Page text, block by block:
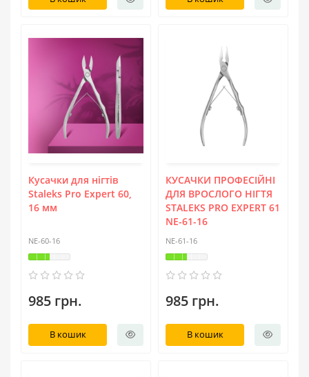
Кусачки для нігтів
Staleks Pro Expert 60,
16 мм
NE-60-16
985 грн.
В кошик
КУСАЧКИ ПРОФЕСІЙНІ
ДЛЯ ВРОСЛОГО НІГТЯ
STALEKS PRO EXPERT 61
NE-61-16
NE-61-16
985 грн.
В кошик